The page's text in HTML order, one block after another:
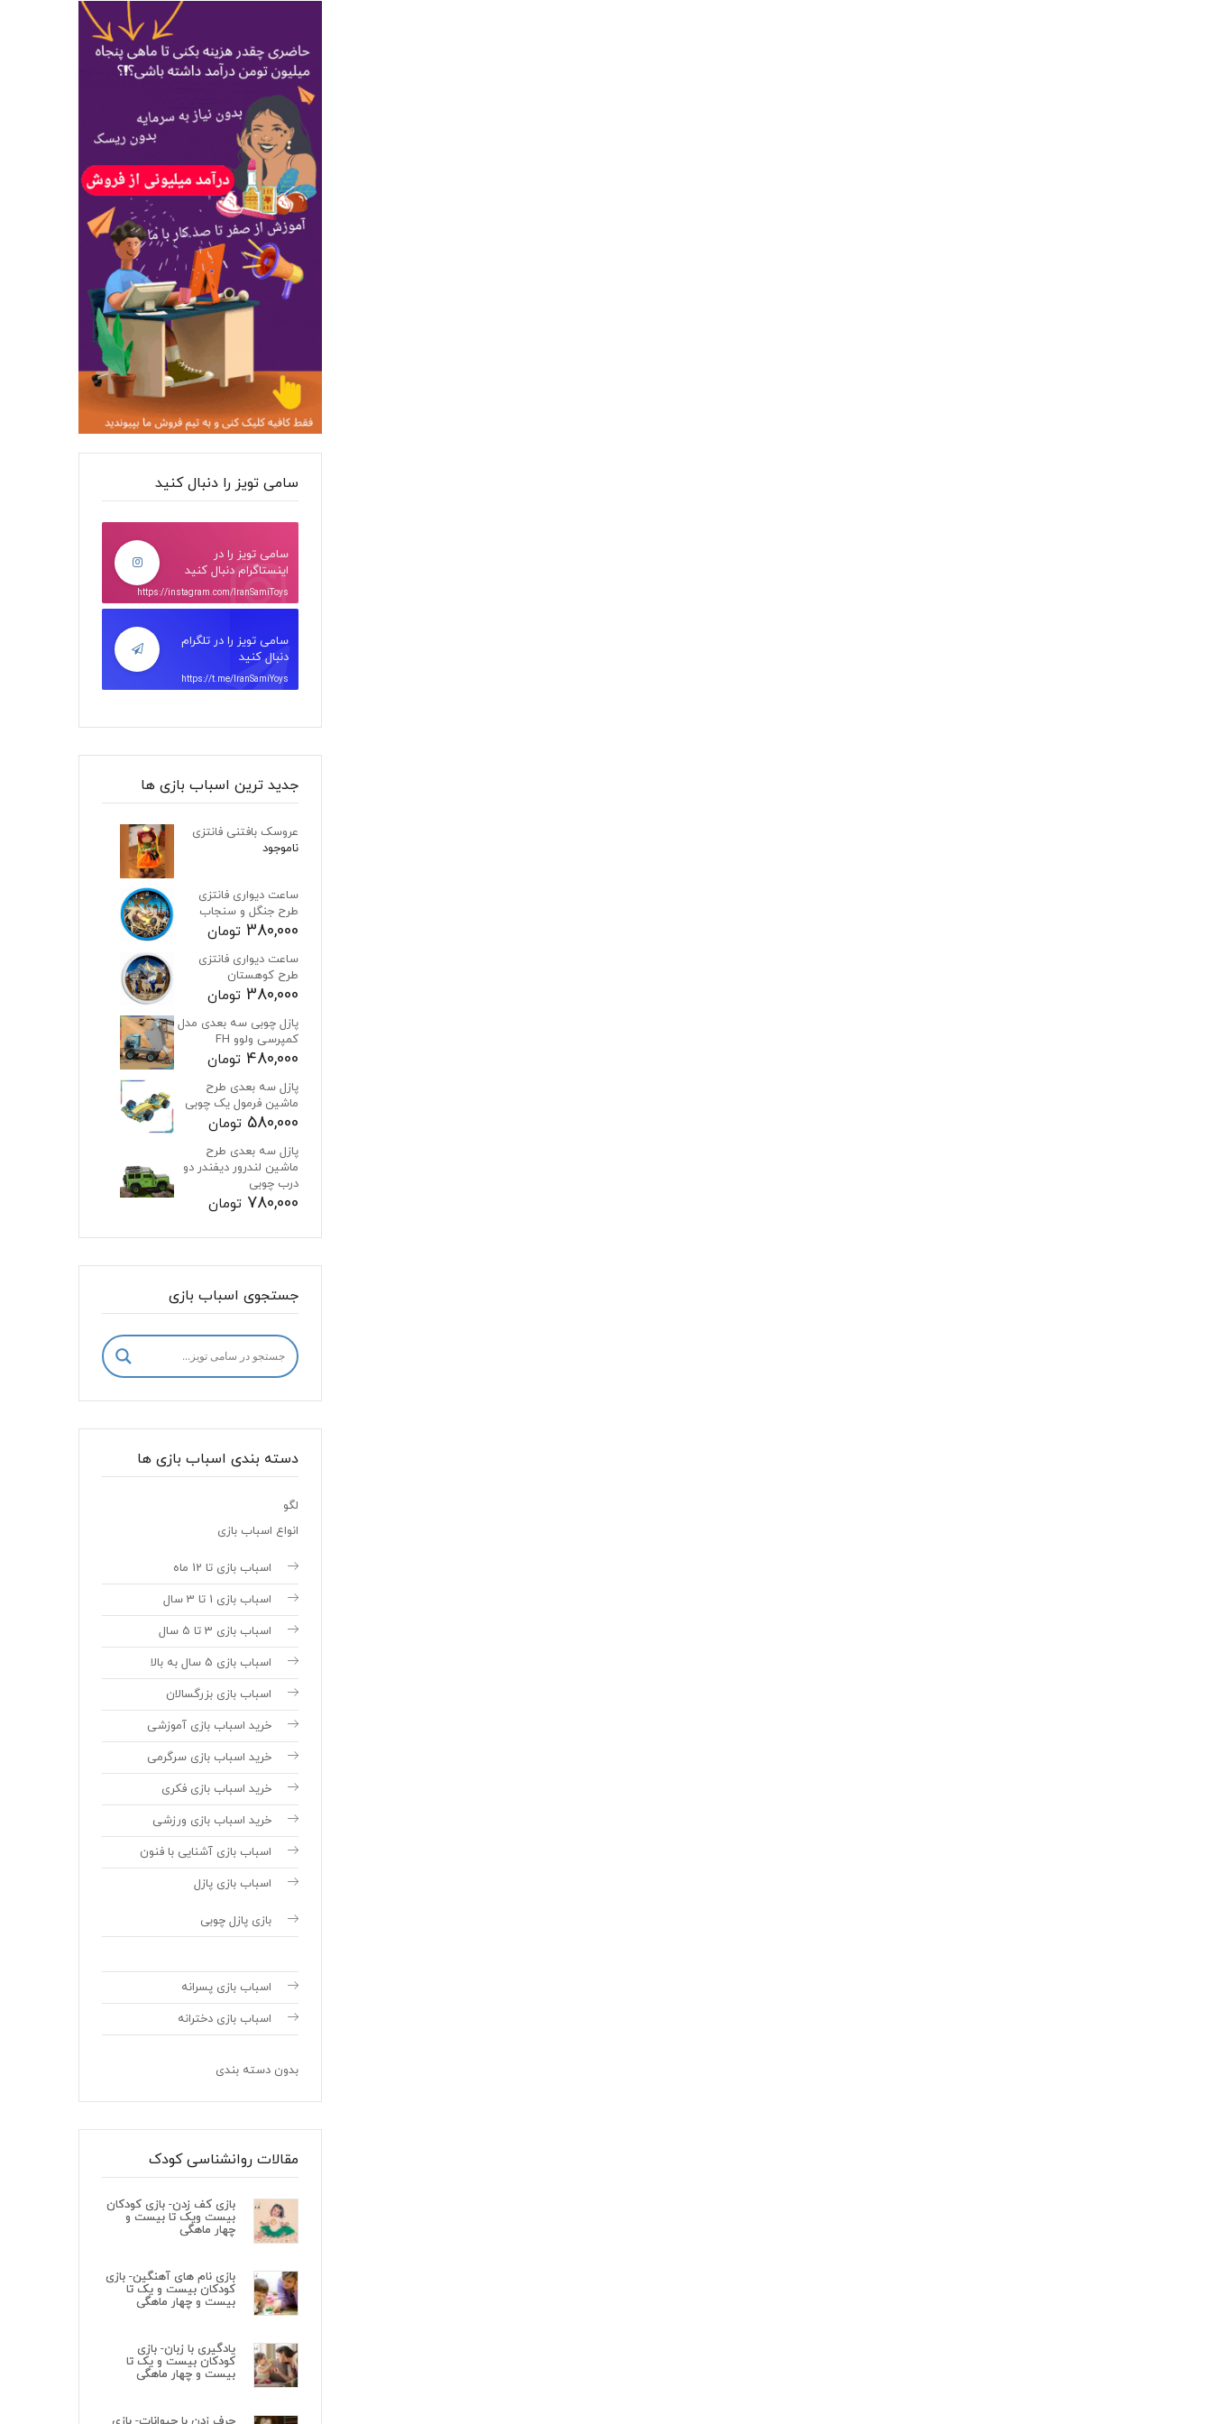
سامی تویز را دنبال کنید
سامی تویز را در
اینستاگرام دنبال کنید
https://instagram.com/IranSamiToys
سامی تویز را در تلگرام
دنبال کنید
https://t.me/IranSamiYoys
جدید ترین اسباب بازی ها
عروسک بافتنی فانتزی
ناموجود
ساعت دیواری فانتزی
طرح جنگل و سنجاب
380,000 تومان
ساعت دیواری فانتزی
طرح کوهستان
380,000 تومان
پازل چوبی سه بعدی مدل
کمپرسی ولوو FH
480,000 تومان
پازل سه بعدی طرح
ماشین فرمول یک چوبی
580,000 تومان
پازل سه بعدی طرح
ماشین لندرور دیفندر دو
درب چوبی
780,000 تومان
جستجوی اسباب بازی
دسته بندی اسباب بازی ها
لگو
انواع اسباب بازی
اسباب بازی تا 12 ماه
اسباب بازی 1 تا 3 سال
اسباب بازی 3 تا 5 سال
اسباب بازی 5 سال به بالا
اسباب بازی بزرگسالان
خرید اسباب بازی آموزشی
خرید اسباب بازی سرگرمی
خرید اسباب بازی فکری
خرید اسباب بازی ورزشی
اسباب بازی آشنایی با فنون
اسباب بازی پازل
بازی پازل چوبی
اسباب بازی پسرانه
اسباب بازی دخترانه
بدون دسته بندی
مقالات روانشناسی کودک
بازی کف زدن- بازی کودکان
بیست ویک تا بیست و
چهار ماهگی
بازی نام های آهنگین- بازی
کودکان بیست و یک تا
بیست و چهار ماهگی
یادگیری با زبان- بازی
کودکان بیست و یک تا
بیست و چهار ماهگی